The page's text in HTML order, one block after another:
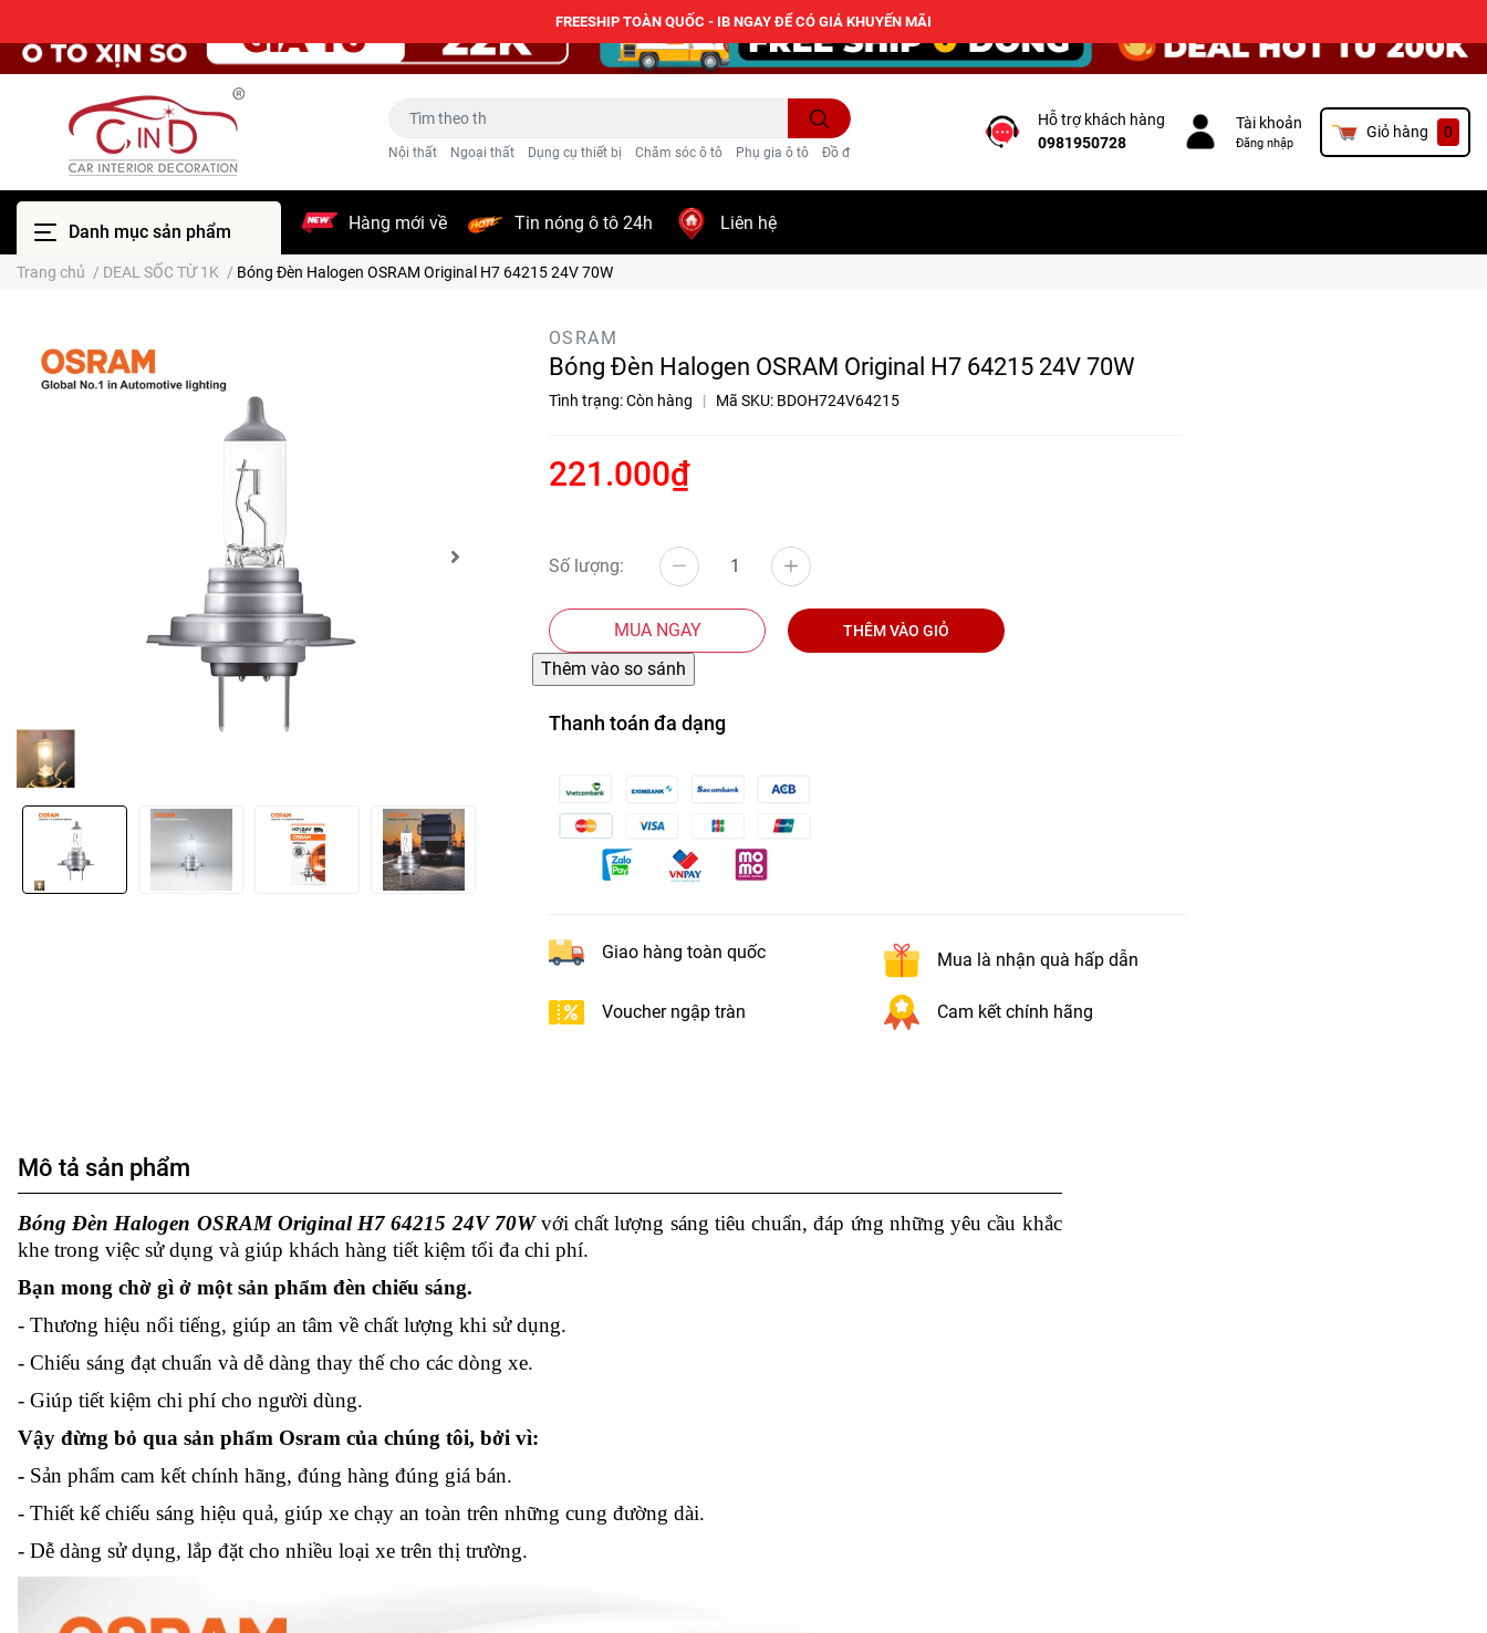
Nội thất Ngoại thất Dụng cụ thiết bị Chăm sóc ô tô Phụ gia ô tô Đồ điện ô tô
Hỗ trợ khách hàng
0981950728
Tài khoản
Đăng nhập
Giỏ hàng 0
Danh mục sản phẩm Hàng mới về Tin nóng ô tô 24h Liên hệ
Trang chủ / DEAL SỐC TỪ 1K / Bóng Đèn Halogen OSRAM Original H7 64215 24V 70W
OSRAM
Bóng Đèn Halogen OSRAM Original H7 64215 24V 70W
Tình trạng:Còn hàng | Mã SKU: BDOH724V64215
221.000₫
Số lượng:
MUA NGAY THÊM VÀO GIỎ
Thanh toán đa dạng
Giao hàng toàn quốc Mua là nhận quà hấp dẫn
Voucher ngập tràn Cam kết chính hãng
Mô tả sản phẩm
Bóng Đèn Halogen OSRAM Original H7 64215 24V 70Wvới chất lượng sáng tiêu chuẩn, đáp ứng những yêu cầu khắc
khe trong việc sử dụng và giúp khách hàng tiết kiệm tối đa chi phí.
Bạn mong chờ gì ở một sản phẩm đèn chiếu sáng.
- Thương hiệu nổi tiếng, giúp an tâm về chất lượng khi sử dụng.
- Chiếu sáng đạt chuẩn và dễ dàng thay thế cho các dòng xe.
- Giúp tiết kiệm chi phí cho người dùng.
Vậy đừng bỏ qua sản phẩm Osram của chúng tôi, bởi vì:
- Sản phẩm cam kết chính hãng, đúng hàng đúng giá bán.
- Thiết kế chiếu sáng hiệu quả, giúp xe chạy an toàn trên những cung đường dài.
- Dễ dàng sử dụng, lắp đặt cho nhiều loại xe trên thị trường.
FREESHIP TOÀN QUỐC - IB NGAY ĐỂ CÓ GIÁ KHUYẾN MÃI